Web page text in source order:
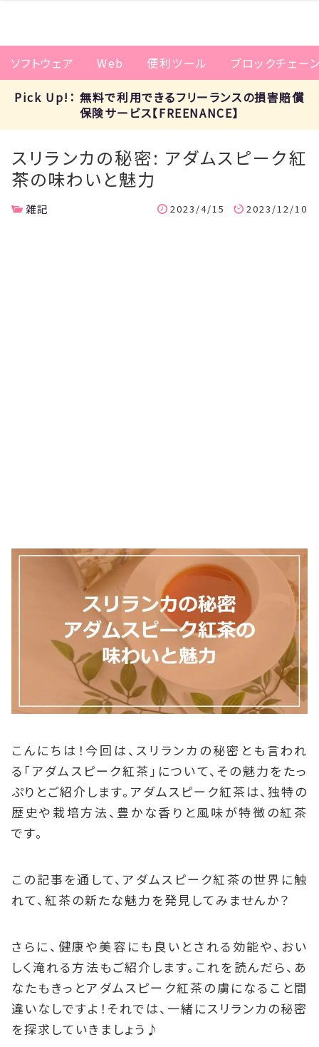
ソフトウェア Web 便利ツール
ブロックチェー
Pick Up!： 無料で利用できるフリーランスの損害賠償
保険サービス【FREENANCE】
スリランカの秘密: アダムスピーク紅
茶の味わいと魅力
雑記 2023/4/15 2023/12/10
こんにちは！今回は、スリランカの秘密とも言われ
る「アダムスピーク紅茶」について、その魅力をたっ
ぷりとご紹介します。アダムスピーク紅茶は、独特の
歴史や栽培方法、豊かな香りと風味が特徴の紅茶
です。
この記事を通して、アダムスピーク紅茶の世界に触
れて、紅茶の新たな魅力を発見してみませんか？
さらに、健康や美容にも良いとされる効能や、おい
しく淹れる方法もご紹介します。これを読んだら、あ
なたもきっとアダムスピーク紅茶の虜になること間
違いなしですよ！それでは、一緒にスリランカの秘密
を探求していきましょう♪